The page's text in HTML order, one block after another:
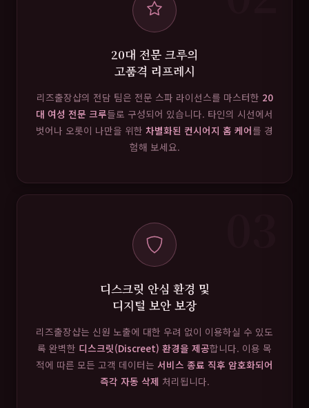
20대 전문 크루의
고품격 리프레시
리즈출장샵의 전담 팀은 전문 스파 라이선스를 마스터한 20
대 여성 전문 크루들로 구성되어 있습니다. 타인의 시선에서
벗어나 오롯이 나만을 위한 차별화된 컨시어지 홈 케어를 경
험해 보세요.
디스크릿 안심 환경 및
디지털 보안 보장
리즈출장샵는 신원 노출에 대한 우려 없이 이용하실 수 있도
록 완벽한 디스크릿(Discreet) 환경을 제공합니다. 이용 목
적에 따른 모든 고객 데이터는 서비스 종료 직후 암호화되어
즉각 자동 삭제 처리됩니다.